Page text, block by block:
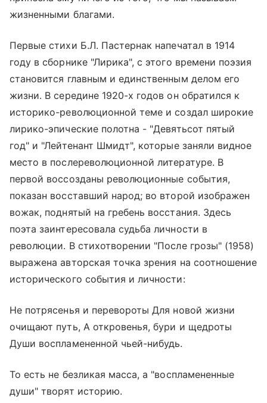
жизненными благами.
Первые стихи Б.Л. Пастернак напечатал в 1914
году в сборнике "Лирика", с этого времени поэзия
становится главным и единственным делом его
жизни. В середине 1920-х годов он обратился к
историко-революционной теме и создал широкие
лирико-эпические полотна - "Девятьсот пятый
год" и "Лейтенант Шмидт", которые заняли видное
место в послереволюционной литературе. В
первой воссозданы революционные события,
показан восставший народ; во второй изображен
вожак, поднятый на гребень восстания. Здесь
поэта заинтересовала судьба личности в
революции. В стихотворении "После грозы" (1958)
выражена авторская точка зрения на соотношение
исторического события и личности:
Не потрясенья и перевороты Для новой жизни
очищают путь, А откровенья, бури и щедроты
Души воспламененной чьей-нибудь.
То есть не безликая масса, а "воспламененные
души" творят историю.